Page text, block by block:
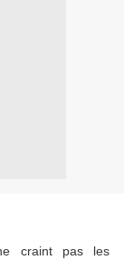
craint pas les